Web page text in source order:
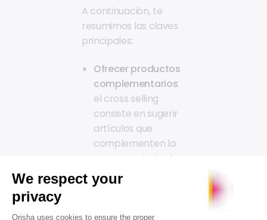
A continuación, te
resumimos las claves
principales:
Ofrecer productos
complementarios:
el cross selling
consiste en sugerir
artículos que
complementen la
compra principal,
aumentando así el
valor del carrito.
momentos